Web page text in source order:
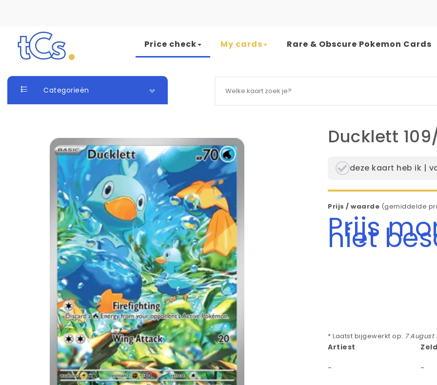
Skip to content
Price check My cards Rare & Obscure Pokemon Cards
Categorieën
Ducklett
deze kaart heb ik |
Prijs / waarde (gemiddelde
Prijs
niet
* Laatst bijgewerkt op: 7 August
Artiest
- -